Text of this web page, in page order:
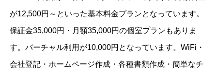
が12,500円～といった基本料金プランとなっています。
保証金35,000円・月額35,000円の個室プランもありま
す。バーチャル利用が10,000円となっています。WiFi・
会社登記・ホームページ作成・各種書類作成・簡単なチ